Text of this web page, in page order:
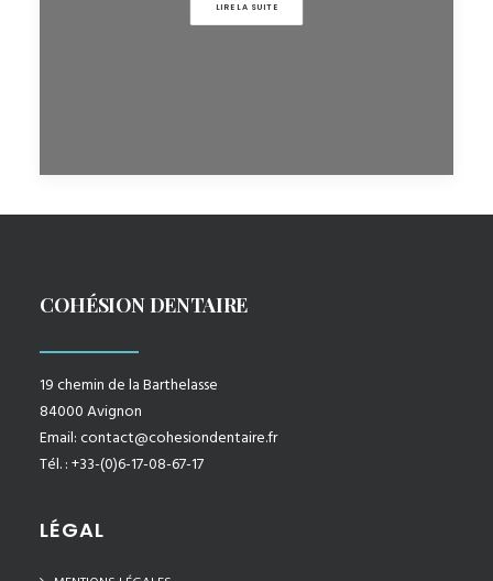
LIRE LA SUITE
COHÉSION DENTAIRE
19 chemin de la Barthelasse
84000 Avignon
Email:contact@cohesiondentaire.fr
Tél. : +33-(0)6-17-08-67-17
LÉGAL